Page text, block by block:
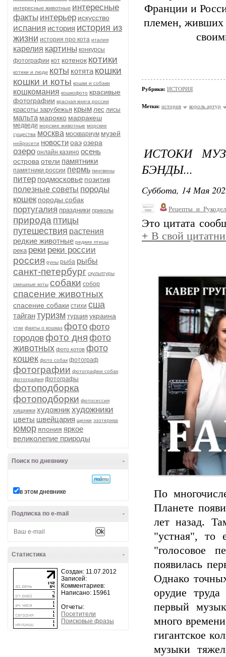
интересные животные интересные
факты интерьер искусство
испания история история из
жизни история про кота италия
карелия картины конкурсы
фотографии кот котенок котики
котики и люди коты котята кошки
кошки и коты кошки и собаки
кошкомания кошкофото красивые
фотографии красная книга россии
красоты зарубежья крым лес лисы
мальта марокко марракеш
медведи морские животные морские
существа москва москвариум музей
нейросети новостиоаэозера
озеро онлайн казино осень
острова отели памятники
памятники россии пермь пингвины
питер подмосковье позитив
полезные советы породы
кошек породы собак
португалия праздники приколы
природа птицы
путешествия растения
редкие животные редкие птицы
река реки реки россии
россия руны рыба рыбы
санкт-петербург скульптуры
смешные коты собаки собор
спасение животных
спасение собаки стихи сша
тайгантуризм турция украина
утки факты о кошках фото фото
городовфото дня фото
животных фото котов фото
кошек фото собак фотограф
фотографии фотографии собак
фотография фотографы
фотоподборка
фотоподборки фотосессия
хищники художникхудожники
цветы швейцария щенки эзотерика
юмор япония яркое
великолепие природы
-
Поиск по дневнику
в этом дневнике
-
Подписка по e-mail
-
Статистика
Создан: 11.07.2012
Записей:
Комментариев:
Написано: 15961
Отчеты:
Посетители
Поисковые фразы
Франции и
племен, живших
Рубрики: ИСТОРИЯ
Метки: история король артур
ИСТОКИ
БЭНДЫ...
Суббота, 14 Мая
Это цитата
+ В свой
По
Планете
лет назад.
"устная", то
"голосовое
появилась
Однако
орудие
первый
много
гигантское
музыки